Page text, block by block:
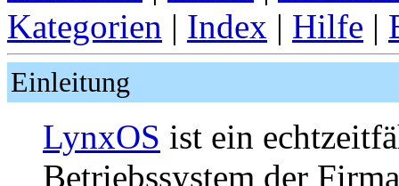
Kategorien | Index | Hilfe |
Einleitung
LynxOS ist ein
Betriebssystem der